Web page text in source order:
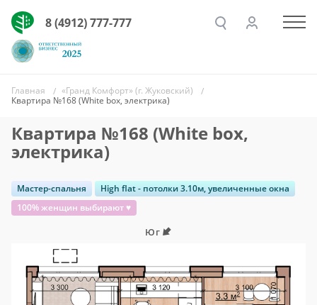
8 (4912) 777-777
Главная
«Гранд Комфорт» (г. Жуковский)
Квартира №168 (White box, электрика)
Квартира №168 (White box,
электрика)
Мастер-спальня
High flat - потолки 3.10м, увеличенные окна
100% женщин выбирают ♥
Юг